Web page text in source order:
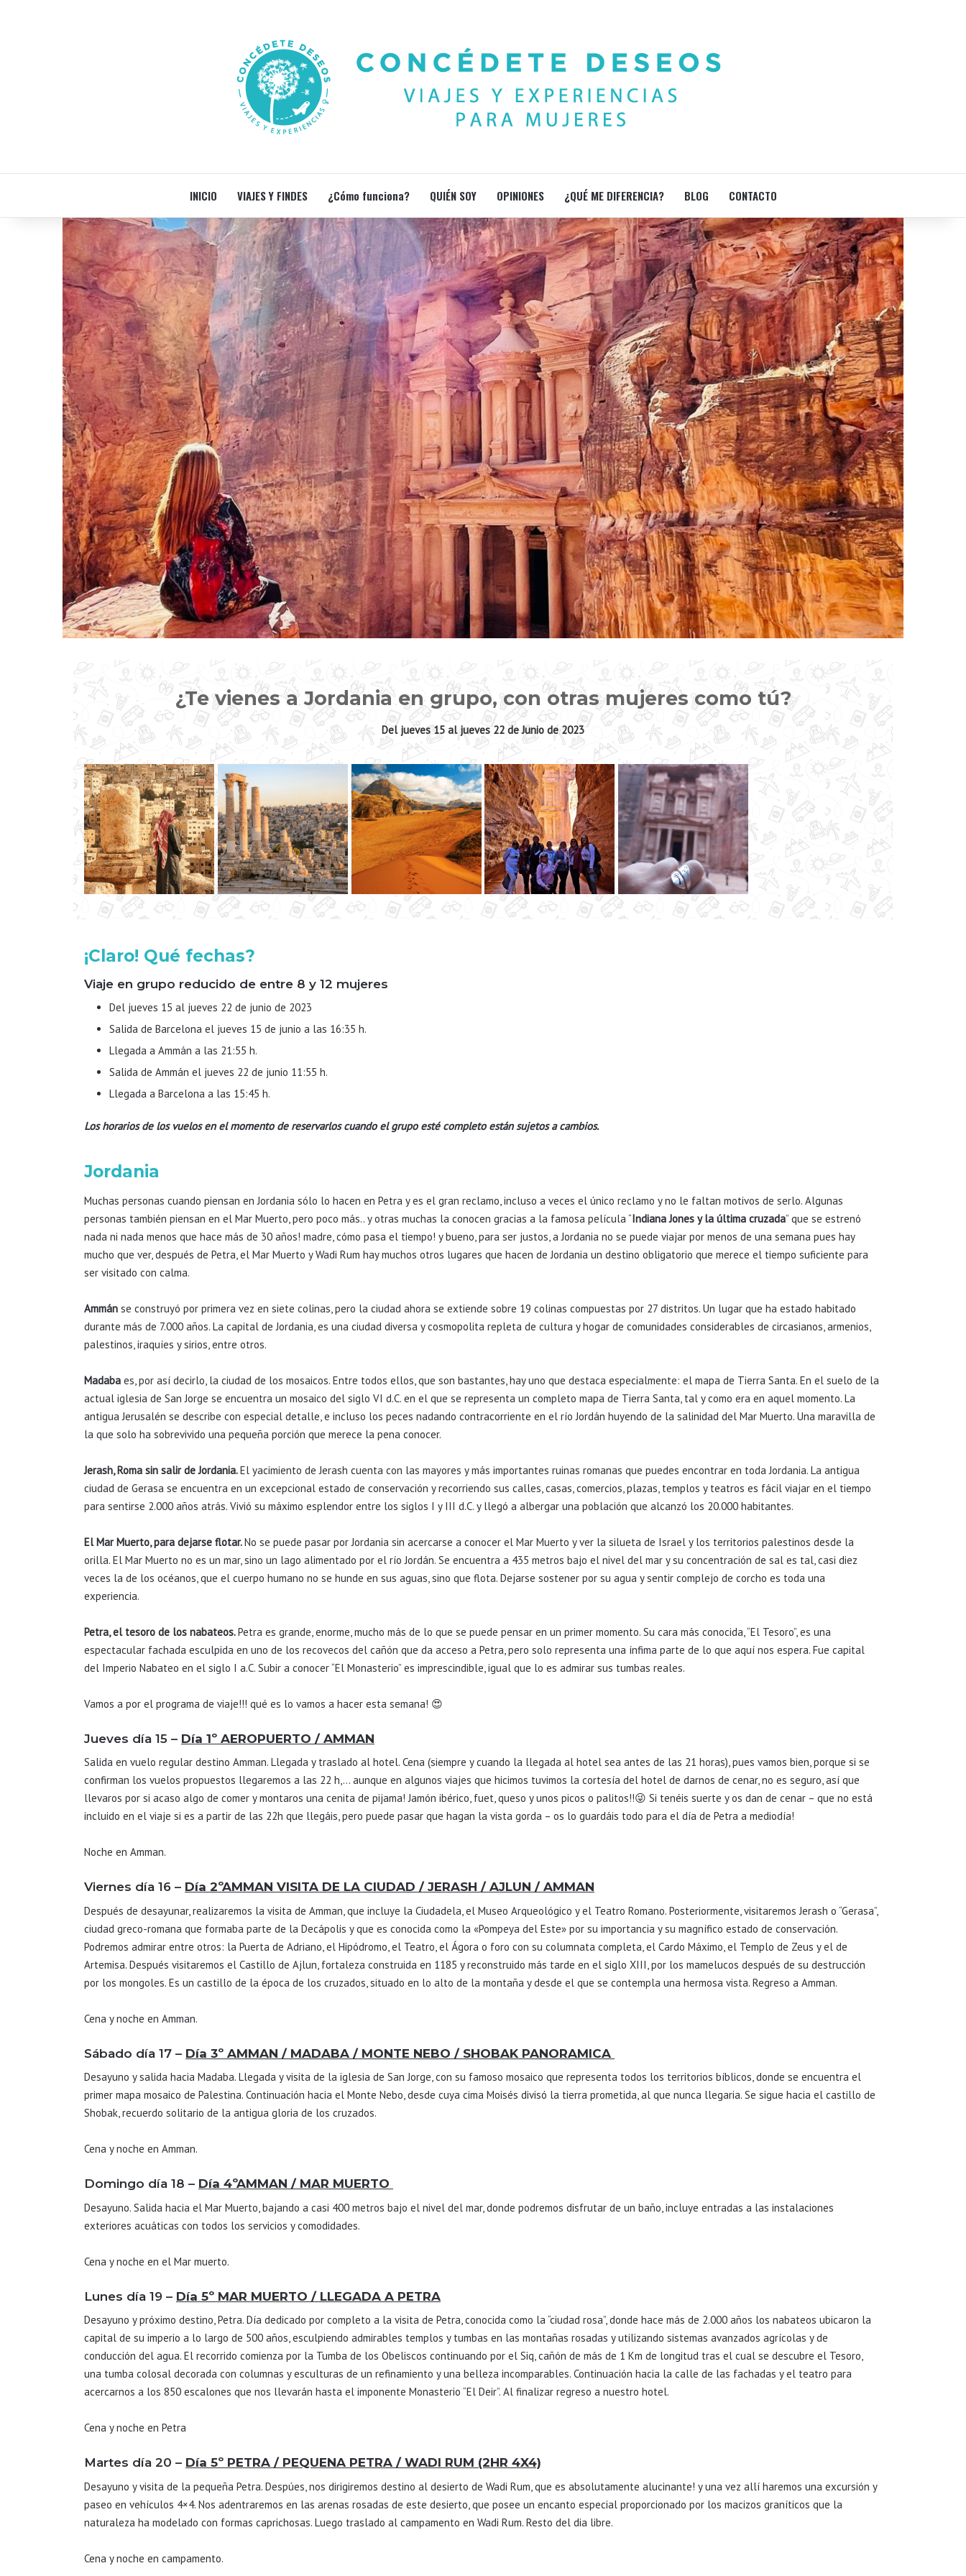
INICIO VIAJES Y FINDES ¿Cómo funciona? QUIÉN SOY OPINIONES ¿QUÉ ME DIFERENCIA? BLOG CONTACTO
¿Te vienes a Jordania en grupo, con otras mujeres como tú?
Del jueves 15 al jueves 22 de Junio de 2023
¡Claro! Qué fechas?
Viaje en grupo reducido de entre 8 y 12 mujeres
Del jueves 15 al jueves 22 de junio de 2023
Salida de Barcelona el jueves 15 de junio a las 16:35 h.
Llegada a Ammán a las 21:55 h.
Salida de Ammán el jueves 22 de junio 11:55 h.
Llegada a Barcelona a las 15:45 h.
Los horarios de los vuelos en el momento de reservarlos cuando el grupo esté completo están sujetos a cambios.
Jordania
Muchas personas cuando piensan en Jordania sólo lo hacen en Petra y es el gran reclamo, incluso a veces el único reclamo y no le faltan motivos de serlo. Algunas
personas también piensan en el Mar Muerto, pero poco más.. y otras muchas la conocen gracias a la famosa película “Indiana Jones y la última cruzada” que se estrenó
nada ni nada menos que hace más de 30 años! madre, cómo pasa el tiempo! y bueno, para ser justos, a Jordania no se puede viajar por menos de una semana pues hay
mucho que ver, después de Petra, el Mar Muerto y Wadi Rum hay muchos otros lugares que hacen de Jordania un destino obligatorio que merece el tiempo suficiente para
ser visitado con calma.
Ammán se construyó por primera vez en siete colinas, pero la ciudad ahora se extiende sobre 19 colinas compuestas por 27 distritos. Un lugar que ha estado habitado
durante más de 7.000 años. La capital de Jordania, es una ciudad diversa y cosmopolita repleta de cultura y hogar de comunidades considerables de circasianos, armenios,
palestinos, iraquíes y sirios, entre otros.
Madaba es, por así decirlo, la ciudad de los mosaicos. Entre todos ellos, que son bastantes, hay uno que destaca especialmente: el mapa de Tierra Santa. En el suelo de la
actual iglesia de San Jorge se encuentra un mosaico del siglo VI d.C. en el que se representa un completo mapa de Tierra Santa, tal y como era en aquel momento. La
antigua Jerusalén se describe con especial detalle, e incluso los peces nadando contracorriente en el río Jordán huyendo de la salinidad del Mar Muerto. Una maravilla de
la que solo ha sobrevivido una pequeña porción que merece la pena conocer.
Jerash, Roma sin salir de Jordania.El yacimiento de Jerash cuenta con las mayores y más importantes ruinas romanas que puedes encontrar en toda Jordania. La antigua
ciudad de Gerasa se encuentra en un excepcional estado de conservación y recorriendo sus calles, casas, comercios, plazas, templos y teatros es fácil viajar en el tiempo
para sentirse 2.000 años atrás. Vivió su máximo esplendor entre los siglos I y III d.C. y llegó a albergar una población que alcanzó los 20.000 habitantes.
El Mar Muerto, para dejarse flotar.No se puede pasar por Jordania sin acercarse a conocer el Mar Muerto y ver la silueta de Israel y los territorios palestinos desde la
orilla. El Mar Muerto no es un mar, sino un lago alimentado por el río Jordán. Se encuentra a 435 metros bajo el nivel del mar y su concentración de sal es tal, casi diez
veces la de los océanos, que el cuerpo humano no se hunde en sus aguas, sino que flota. Dejarse sostener por su agua y sentir complejo de corcho es toda una
experiencia.
Petra, el tesoro de los nabateos.Petra es grande, enorme, mucho más de lo que se puede pensar en un primer momento. Su cara más conocida, “El Tesoro”, es una
espectacular fachada esculpida en uno de los recovecos del cañón que da acceso a Petra, pero solo representa una ínfima parte de lo que aquí nos espera. Fue capital
del Imperio Nabateo en el siglo I a.C. Subir a conocer “El Monasterio” es imprescindible, igual que lo es admirar sus tumbas reales.
Vamos a por el programa de viaje!!! qué es lo vamos a hacer esta semana! 😍
Jueves día 15 – Día 1º AEROPUERTO / AMMAN
Salida en vuelo regular destino Amman. Llegada y traslado al hotel. Cena (siempre y cuando la llegada al hotel sea antes de las 21 horas), pues vamos bien, porque si se
confirman los vuelos propuestos llegaremos a las 22 h,… aunque en algunos viajes que hicimos tuvimos la cortesía del hotel de darnos de cenar, no es seguro, así que
llevaros por si acaso algo de comer y montaros una cenita de pijama! Jamón ibérico, fuet, queso y unos picos o palitos!!😜 Si tenéis suerte y os dan de cenar – que no está
incluido en el viaje si es a partir de las 22h que llegáis, pero puede pasar que hagan la vista gorda – os lo guardáis todo para el día de Petra a mediodía!
Noche en Amman.
Viernes día 16 – Día 2ºAMMAN VISITA DE LA CIUDAD / JERASH / AJLUN / AMMAN
Después de desayunar, realizaremos la visita de Amman, que incluye la Ciudadela, el Museo Arqueológico y el Teatro Romano. Posteriormente, visitaremos Jerash o “Gerasa”,
ciudad greco-romana que formaba parte de la Decápolis y que es conocida como la «Pompeya del Este» por su importancia y su magnífico estado de conservación.
Podremos admirar entre otros: la Puerta de Adriano, el Hipódromo, el Teatro, el Ágora o foro con su columnata completa, el Cardo Máximo, el Templo de Zeus y el de
Artemisa. Después visitaremos el Castillo de Ajlun, fortaleza construida en 1185 y reconstruido más tarde en el siglo XIII, por los mamelucos después de su destrucción
por los mongoles. Es un castillo de la época de los cruzados, situado en lo alto de la montaña y desde el que se contempla una hermosa vista. Regreso a Amman.
Cena y noche en Amman.
Sábado día 17 – Día 3º AMMAN / MADABA / MONTE NEBO / SHOBAK PANORAMICA
Desayuno y salida hacia Madaba. Llegada y visita de la iglesia de San Jorge, con su famoso mosaico que representa todos los territorios bíblicos, donde se encuentra el
primer mapa mosaico de Palestina. Continuación hacia el Monte Nebo, desde cuya cima Moisés divisó la tierra prometida, al que nunca llegaria. Se sigue hacia el castillo de
Shobak, recuerdo solitario de la antigua gloria de los cruzados.
Cena y noche en Amman.
Domingo día 18 – Día 4ºAMMAN / MAR MUERTO
Desayuno. Salida hacia el Mar Muerto, bajando a casi 400 metros bajo el nivel del mar, donde podremos disfrutar de un baño, incluye entradas a las instalaciones
exteriores acuáticas con todos los servicios y comodidades.
Cena y noche en el Mar muerto.
Lunes día 19 – Día 5º MAR MUERTO / LLEGADA A PETRA
Desayuno y próximo destino, Petra. Día dedicado por completo a la visita de Petra, conocida como la “ciudad rosa”, donde hace más de 2.000 años los nabateos ubicaron la
capital de su imperio a lo largo de 500 años, esculpiendo admirables templos y tumbas en las montañas rosadas y utilizando sistemas avanzados agrícolas y de
conducción del agua. El recorrido comienza por la Tumba de los Obeliscos continuando por el Siq, cañón de más de 1 Km de longitud tras el cual se descubre el Tesoro,
una tumba colosal decorada con columnas y esculturas de un refinamiento y una belleza incomparables. Continuación hacia la calle de las fachadas y el teatro para
acercarnos a los 850 escalones que nos llevarán hasta el imponente Monasterio “El Deir”. Al finalizar regreso a nuestro hotel.
Cena y noche en Petra
Martes día 20 – Día 5º PETRA / PEQUENA PETRA / WADI RUM (2HR 4X4)
Desayuno y visita de la pequeña Petra. Despúes, nos dirigiremos destino al desierto de Wadi Rum, que es absolutamente alucinante! y una vez allí haremos una excursión y
paseo en vehículos 4×4. Nos adentraremos en las arenas rosadas de este desierto, que posee un encanto especial proporcionado por los macizos graníticos que la
naturaleza ha modelado con formas caprichosas. Luego traslado al campamento en Wadi Rum. Resto del dia libre.
Cena y noche en campamento.